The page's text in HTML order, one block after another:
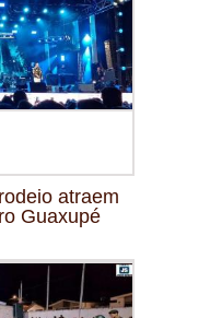
atraem
Guaxupé